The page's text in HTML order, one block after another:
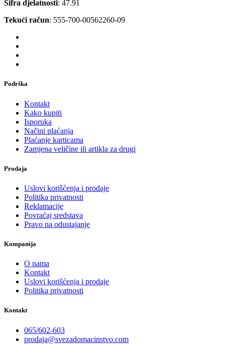
Šifra djelatnosti: 47.91
Tekući račun: 555-700-00562260-09
Podrška
Kontakt
Kako kupiti
Isporuka
Načini plaćanja
Plaćanje karticama
Zamjena veličine ili artikla za drugi
Prodaja
Uslovi korišćenja i prodaje
Politika privatnosti
Reklamacije
Povraćaj sredstava
Pravo na odustajanje
Kompanija
O nama
Kontakt
Uslovi korišćenja i prodaje
Politika privatnosti
Kontakt
065/602-603
prodaja@svezadomacinstvo.com